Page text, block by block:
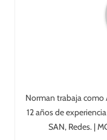
Norman trabaja como
12 años de
SAN, Redes. |